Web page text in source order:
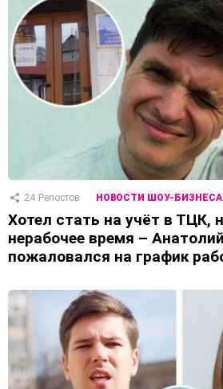
24 Репостов НОВОСТИ ШОУ-БИЗНЕСА
Хотел стать на учёт в ТЦК,
нерабочее время –
пожаловался на график